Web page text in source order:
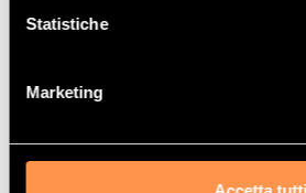
Statistiche
Marketing
La vostra selezione